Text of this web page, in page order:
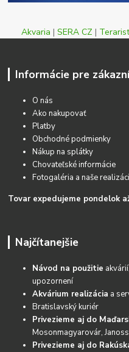
Akvaria | SERA CZ |
Informácie pre
O nás
Ako nakupovať
Platby
Obchodné podmienky
Nákup na splátky
Chovateľské informácie
Fotogaléria a naše
Tovar expedujeme pondelok
Najčítanejšie
Návod na použitie
upozornení
Akvárium realizácia a
Bratislavský kuriér
Privezieme aj do
Mosonmagyarovár,
Privezieme aj do